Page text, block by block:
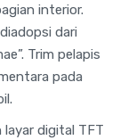
interior.
dari
Trim pelapis
pada
digital TFT